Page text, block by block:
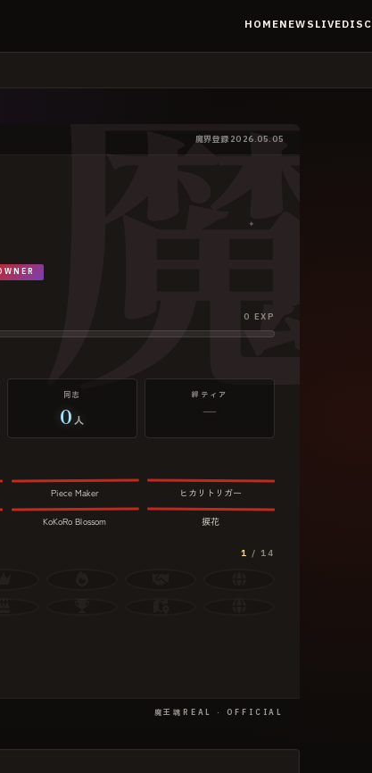
HOMENEWSLIVEDISC
魔界登録 2026.05.05
魔
✦
0 EXP
同志
0人
絆ティア
—
3 Piece Maker
4
ヒカリトリガー
7 KoKoRo Blossom
8
捩花
1 / 14
魔王魂REAL · OFFICIAL